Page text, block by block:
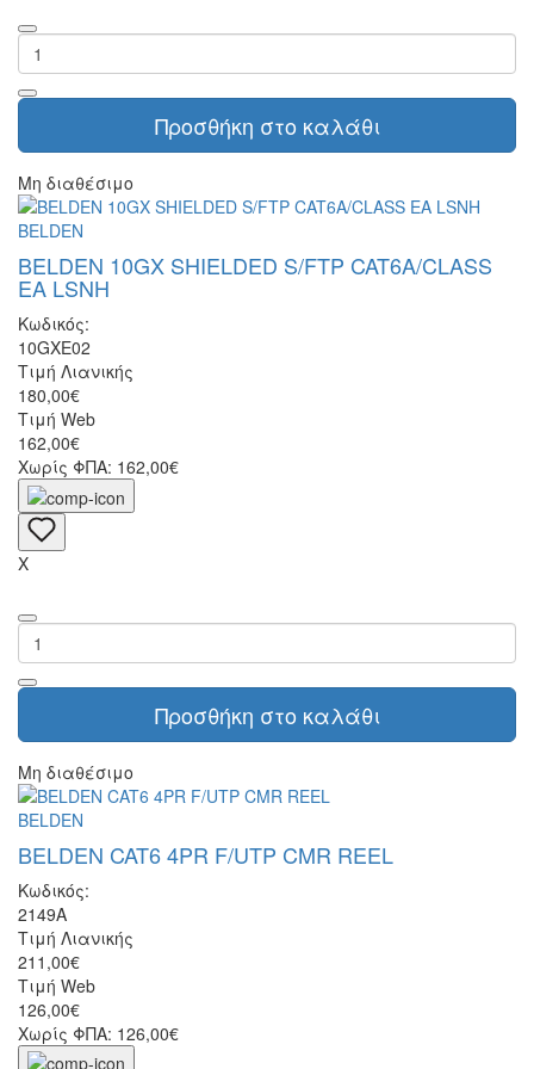
Προσθήκη στο καλάθι
Μη διαθέσιμο
BELDEN
BELDEN 10GX SHIELDED S/FTP CAT6A/CLASS
EA LSNH
Κωδικός:
10GXE02
Τιμή Λιανικής
180,00€
Τιμή Web
162,00€
Χωρίς ΦΠΑ: 162,00€
X
Προσθήκη στο καλάθι
Μη διαθέσιμο
BELDEN
BELDEN CAT6 4PR F/UTP CMR REEL
Κωδικός:
2149A
Τιμή Λιανικής
211,00€
Τιμή Web
126,00€
Χωρίς ΦΠΑ: 126,00€